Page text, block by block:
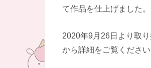
て作品を仕上げました
2020年9月26日より取
から詳細をご覧ください